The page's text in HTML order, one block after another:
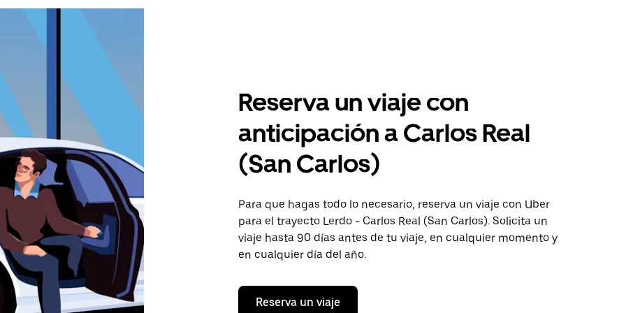
Reserva un viaje con
anticipación a Carlos Real
(San Carlos)
Para que hagas todo lo necesario, reserva un viaje con Uber
para el trayecto Lerdo - Carlos Real (San Carlos). Solicita un
viaje hasta 90 días antes de tu viaje, en cualquier momento y
en cualquier día del año.
Reserva un viaje